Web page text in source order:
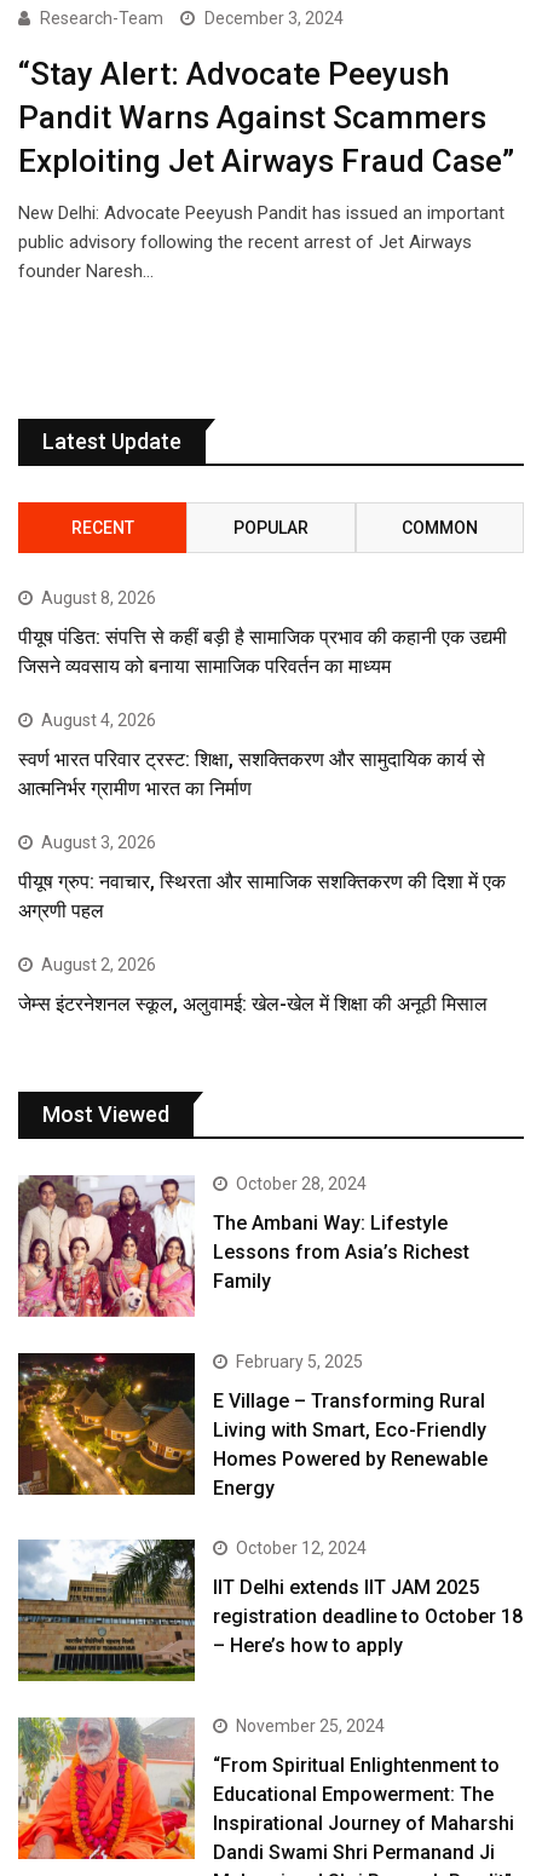
Research-Team December 3, 2024
“Stay Alert: Advocate Peeyush
Pandit Warns Against Scammers
Exploiting Jet Airways Fraud Case”
New Delhi: Advocate Peeyush Pandit has issued an important
public advisory following the recent arrest of Jet Airways
founder Naresh…
Latest Update
RECENT POPULAR COMMON
August 8, 2026
पीयूष पंडित: संपत्ति से कहीं बड़ी है सामाजिक प्रभाव की कहानी एक उद्यमी
जिसने व्यवसाय को बनाया सामाजिक परिवर्तन का माध्यम
August 4, 2026
स्वर्ण भारत परिवार ट्रस्ट: शिक्षा, सशक्तिकरण और सामुदायिक कार्य से
आत्मनिर्भर ग्रामीण भारत का निर्माण
August 3, 2026
पीयूष ग्रुप: नवाचार, स्थिरता और सामाजिक सशक्तिकरण की दिशा में एक
अग्रणी पहल
August 2, 2026
जेम्स इंटरनेशनल स्कूल, अलुवामई: खेल-खेल में शिक्षा की अनूठी मिसाल
Most Viewed
October 28, 2024
The Ambani Way: Lifestyle
Lessons from Asia’s Richest
Family
February 5, 2025
E Village – Transforming Rural
Living with Smart, Eco-Friendly
Homes Powered by Renewable
Energy
October 12, 2024
IIT Delhi extends IIT JAM 2025
registration deadline to October 18
– Here’s how to apply
November 25, 2024
“From Spiritual Enlightenment to
Educational Empowerment: The
Inspirational Journey of Maharshi
Dandi Swami Shri Permanand Ji